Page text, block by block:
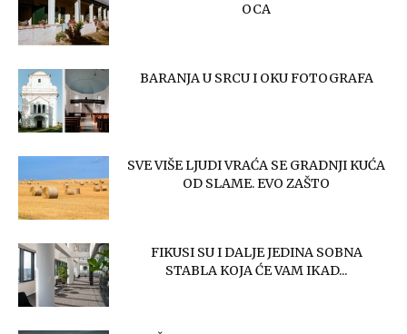
OCA
BARANJA U SRCU I OKU FOTOGRAFA
SVE VIŠE LJUDI VRAĆA SE GRADNJI KUĆA
OD SLAME. EVO ZAŠTO
FIKUSI SU I DALJE JEDINA SOBNA
STABLA KOJA ĆE VAM IKAD...